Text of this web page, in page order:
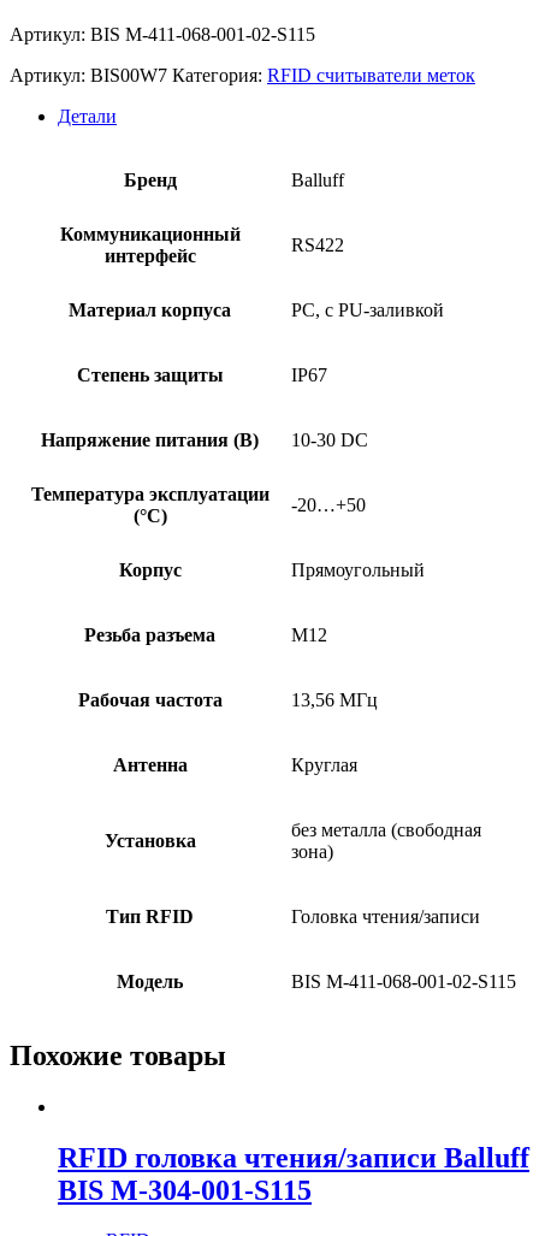
Артикул: BIS M-411-068-001-02-S115
Артикул: BIS00W7 Категория: RFID считыватели меток
Детали
Бренд Balluff
Коммуникационный
интерфейс
RS422
Материал корпуса PC, с PU-заливкой
Степень защиты IP67
Напряжение питания (В) 10-30 DC
Температура эксплуатации
(°C)
-20…+50
Корпус Прямоугольный
Резьба разъема M12
Рабочая частота 13,56 МГц
Антенна Круглая
Установка
без металла (свободная
зона)
Тип RFID Головка чтения/записи
Модель BIS M-411-068-001-02-S115
Похожие товары
RFID головка чтения/записи Balluff
BIS M-304-001-S115